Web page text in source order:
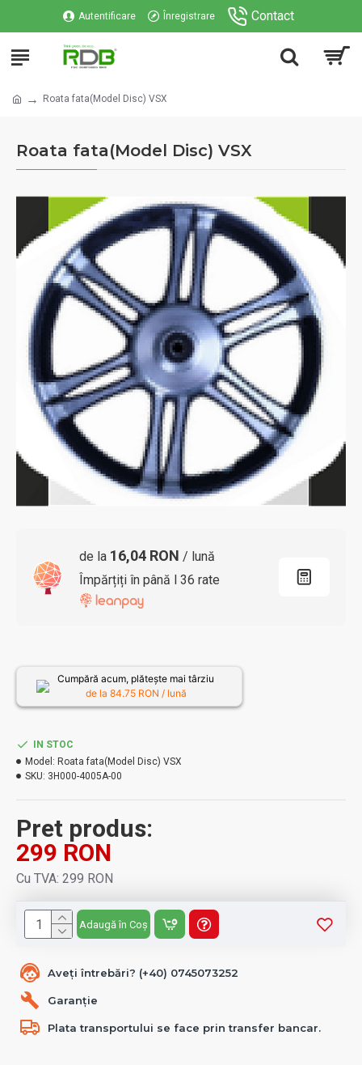
Autentificare Înregistrare Contact
Roata fata(Model Disc) VSX
Roata fata(Model Disc) VSX
de la 16,04 RON / lună
Împărțiți în până l 36 rate
Aveți întrebări? (+40) 0745073252
Garanție
Plata transportului se face prin transfer bancar.
Pret produs:
299 RON
Cu TVA: 299 RON
IN STOC
Model: Roata fata(Model Disc) VSX
SKU: 3H000-4005A-00
Adaugă în Coș
Cumpără acum, plătește mai târziu
de la 84.75RON / lună